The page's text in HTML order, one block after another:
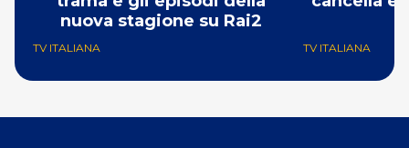
nuova stagione su Rai2
TV ITALIANA TV ITALIANA